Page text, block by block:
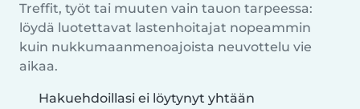
Treffit, työt tai muuten vain tauon tarpeessa:
löydä luotettavat lastenhoitajat nopeammin
kuin nukkumaanmenoajoista neuvottelu vie
aikaa.
Hakuehdoillasi ei löytynyt yhtään